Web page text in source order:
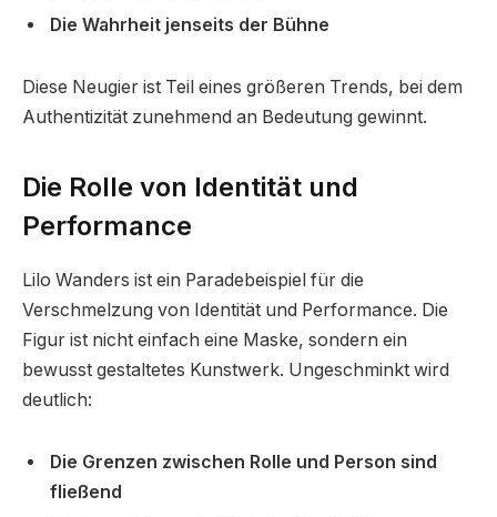
Die Wahrheit jenseits der Bühne
Diese Neugier ist Teil eines größeren Trends, bei dem
Authentizität zunehmend an Bedeutung gewinnt.
Die Rolle von Identität und
Performance
Lilo Wanders ist ein Paradebeispiel für die
Verschmelzung von Identität und Performance. Die
Figur ist nicht einfach eine Maske, sondern ein
bewusst gestaltetes Kunstwerk. Ungeschminkt wird
deutlich:
Die Grenzen zwischen Rolle und Person sind
fließend